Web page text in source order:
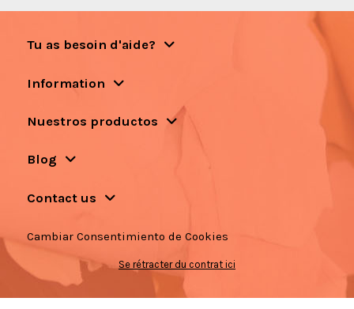
Tu as besoin d'aide?
Information
Nuestros productos
Blog
Contact us
Cambiar Consentimiento de Cookies
Se rétracter du contrat ici